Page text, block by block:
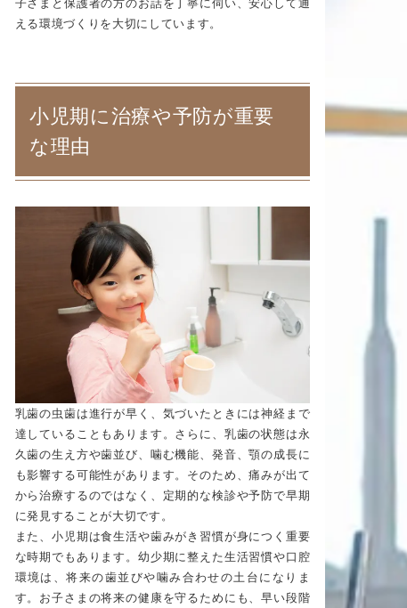
子さまと保護者の方のお話を丁寧に伺い、安心して通
える環境づくりを大切にしています。
小児期に治療や予防が重要
な理由
乳歯の虫歯は進行が早く、気づいたときには神経まで
達していることもあります。さらに、乳歯の状態は永
久歯の生え方や歯並び、噛む機能、発音、顎の成長に
も影響する可能性があります。そのため、痛みが出て
から治療するのではなく、定期的な検診や予防で早期
に発見することが大切です。
また、小児期は食生活や歯みがき習慣が身につく重要
な時期でもあります。幼少期に整えた生活習慣や口腔
環境は、将来の歯並びや噛み合わせの土台になりま
す。お子さまの将来の健康を守るためにも、早い段階